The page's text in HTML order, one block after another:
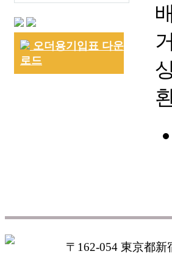
오더용기입표 다운
로드
〒162-054 東京都新